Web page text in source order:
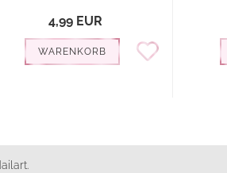
4,99 EUR
WARENKORB